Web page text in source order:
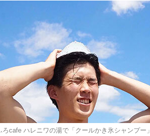
ろcafe ハレニワの湯で「クールかき氷シャンプー」